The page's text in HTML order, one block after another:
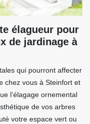
élagueur pour
de jardinage à
qui pourront affecter
chez vous à Steinfort et
l’élagage ornemental
de vos arbres
votre espace vert ou